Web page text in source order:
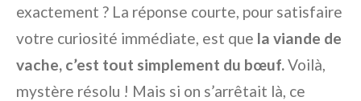
exactement ? La réponse courte, pour satisfaire
votre curiosité immédiate, est que la viande de
vache, c’est tout simplement du bœuf.Voilà,
mystère résolu ! Mais si on s’arrêtait là, ce